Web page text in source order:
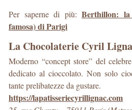
Per saperne di più:Berthillon:
famosa) di Parigi
La Chocolaterie Cyril
Moderno “concept store” del
dedicato al cioccolato. Non solo
tante prelibatezze da gustare.
https://lapatisseriecyrillignac.com